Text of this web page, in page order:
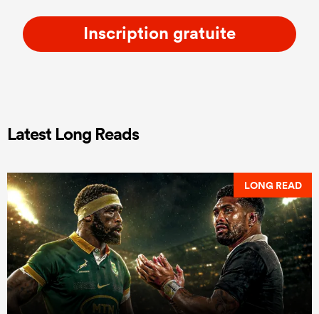
Inscription gratuite
Latest Long Reads
LONG READ